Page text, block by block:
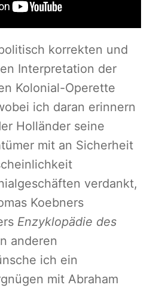
korrekten und
Interpretation der
Kolonial-Operette
ich daran erinnern
Holländer seine
mit an Sicherheit
verdankt,
Koebners
Enzyklopädie des
anderen
ich ein
mit Abraham